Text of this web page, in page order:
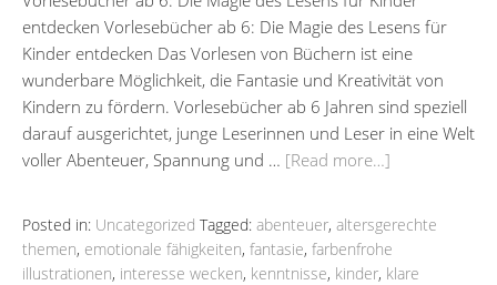
entdecken Vorlesebücher ab 6: Die Magie des Lesens für
Kinder entdecken Das Vorlesen von Büchern ist eine
wunderbare Möglichkeit, die Fantasie und Kreativität von
Kindern zu fördern. Vorlesebücher ab 6 Jahren sind speziell
darauf ausgerichtet, junge Leserinnen und Leser in eine Welt
voller Abenteuer, Spannung und … [Read more…]
Posted in: Uncategorized Tagged: abenteuer, altersgerechte
themen, emotionale fähigkeiten, fantasie, farbenfrohe
illustrationen, interesse wecken, kenntnisse, kinder, klare